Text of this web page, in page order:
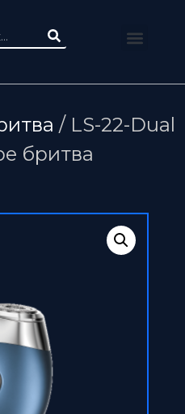
/ LS-22-Dual
бритва